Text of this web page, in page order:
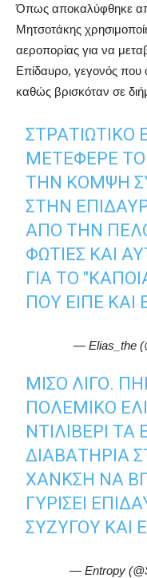
Όπως αποκαλύφθηκε
Μητσοτάκης
αεροπορίας για να
Επίδαυρο, γεγονός
καθώς βρισκόταν σε
ΣΤΡΑΤΙΩΤΙΚΟ
ΜΕΤΈΦΕΡΕ
ΤΗΝ ΚΟΜΨΉ
ΣΤΗΝ
ΑΠΌ ΤΗΝ
ΦΩΤΙΈΣ ΚΑΙ
ΓΙΑ ΤΟ
ΠΟΥ ΕΊΠΕ ΚΑΙ
— Elias_the
ΜΙΣΟ ΛΙΓΟ.
ΠΟΛΕΜΙΚΟ
ΝΤΙΛΙΒΕΡΙ ΤΑ
ΔΙΑΒΑΤΗΡΙΑ
ΧΑΝΚΣΗ ΝΑ
ΓΥΡΙΣΕΙ
ΣΥΖΥΓΟΥ ΚΑΙ
— Entropy